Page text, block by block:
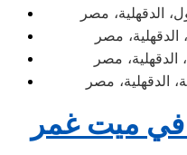
الدقهلية، مصر
مصر
مصر
الدقهلية، مصر
في ميت غمر